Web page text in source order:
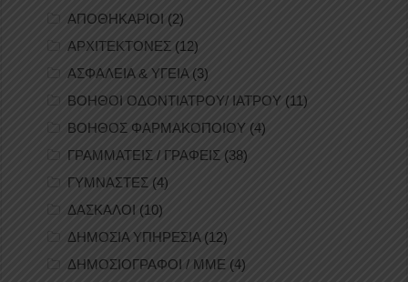
ΑΠΟΘΗΚΑΡΙΟΙ (2)
ΑΡΧΙΤΕΚΤΟΝΕΣ (12)
ΑΣΦΑΛΕΙΑ & ΥΓΕΙΑ(3)
ΒΟΗΘΟΙ ΟΔΟΝΤΙΑΤΡΟΥ/ ΙΑΤΡΟΥ (11)
ΒΟΗΘΟΣ ΦΑΡΜΑΚΟΠΟΙΟΥ (4)
ΓΡΑΜΜΑΤΕΙΣ / ΓΡΑΦΕΙΣ (38)
ΓΥΜΝΑΣΤΕΣ (4)
ΔΑΣΚΑΛΟΙ (10)
ΔΗΜΟΣΙΑ ΥΠΗΡΕΣΙΑ(12)
ΔΗΜΟΣΙΟΓΡΑΦΟΙ / ΜΜΕ (4)